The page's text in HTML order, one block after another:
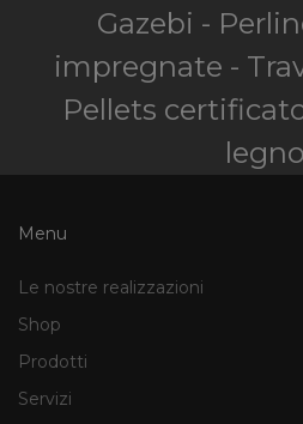
Gazebi -
impregnate -
Pellets
Menu
Le nostre realizzazioni
Shop
Prodotti
Servizi